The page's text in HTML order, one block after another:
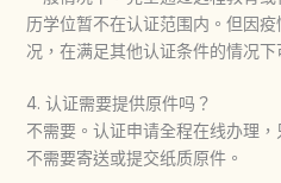
历学位暂不在认证范围内。但因
况，在满足其他认证条件的情况下
4. 认证需要提供原件吗？
不需要。认证申请全程在线办理
不需要寄送或提交纸质原件。